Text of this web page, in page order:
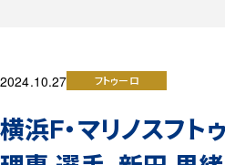
2024.10.27 フトゥーロ
横浜F・マリノスフ